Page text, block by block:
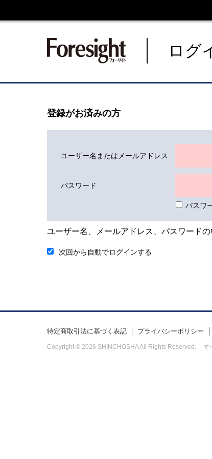
新潮社 Foresight フォ
ログ
登録がお済みの方
ユーザー名またはメールアドレス
パスワード
パスワ
ユーザー名、メールアドレス、パスワード
次回から自動でログインする
特定商取引法に基づく表記 プライバシーポリシー
Copyright © 2026 SHINCHOSHA All Rights Reserved. す